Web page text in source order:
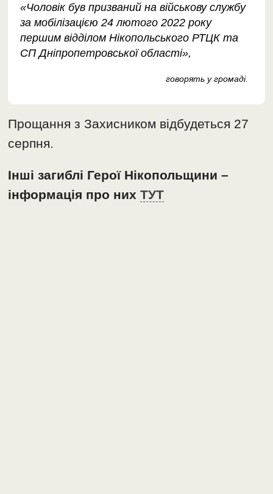
«Чоловік був призваний на військову службу
за мобілізацією 24 лютого 2022 року
першим відділом Нікопольського РТЦК та
СП Дніпропетровської області»,
говорять у громаді.
Прощання з Захисником відбудеться 27
серпня.
Інші загиблі Герої Нікопольщини –
інформація про нихТУТ